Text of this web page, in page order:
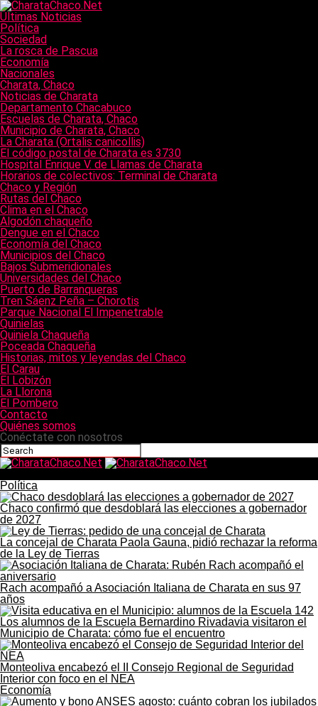
Últimas Noticias
Política
Sociedad
La rosca de Pascua
Economía
Nacionales
Charata, Chaco
Noticias de Charata
Departamento Chacabuco
Escuelas de Charata, Chaco
Municipio de Charata, Chaco
La Charata (Ortalis canicollis)
El código postal de Charata es 3730
Hospital Enrique V. de Llamas de Charata
Horarios de colectivos: Terminal de Charata
Chaco y Región
Rutas del Chaco
Clima en el Chaco
Algodón chaqueño
Dengue en el Chaco
Economía del Chaco
Municipios del Chaco
Bajos Submeridionales
Universidades del Chaco
Puerto de Barranqueras
Tren Sáenz Peña – Chorotis
Parque Nacional El Impenetrable
Quinielas
Quiniela Chaqueña
Poceada Chaqueña
Historias, mitos y leyendas del Chaco
El Carau
El Lobizón
La Llorona
El Pombero
Contacto
Quiénes somos
Conéctate con nosotros
Política
Chaco confirmó que desdoblará las elecciones a gobernador
de 2027
La concejal de Charata Paola Gauna, pidió rechazar la reforma
de la Ley de Tierras
Rach acompañó a Asociación Italiana de Charata en sus 97
años
Los alumnos de la Escuela Bernardino Rivadavia visitaron el
Municipio de Charata: cómo fue el encuentro
Monteoliva encabezó el II Consejo Regional de Seguridad
Interior con foco en el NEA
Economía